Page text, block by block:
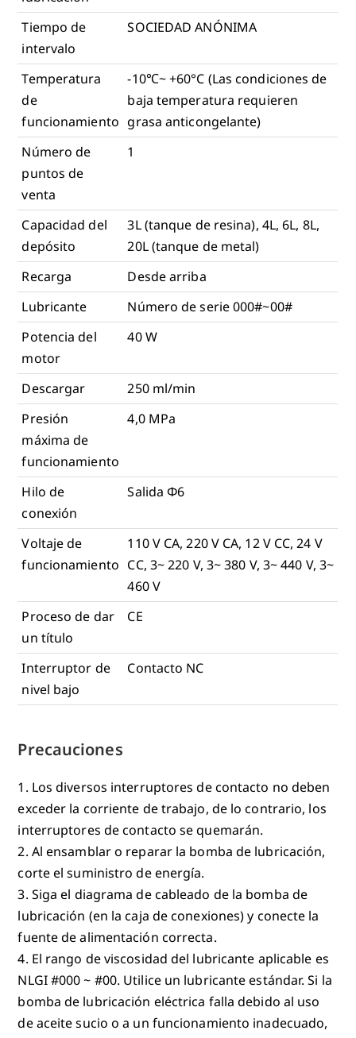
Tiempo de
intervalo
SOCIEDAD ANÓNIMA
Temperatura
de
funcionamiento
-10℃~ +60°C (Las condiciones de
baja temperatura requieren
grasa anticongelante)
Número de
puntos de
venta
1
Capacidad del
depósito
3L (tanque de resina), 4L, 6L, 8L,
20L (tanque de metal)
Recarga
Desde arriba
Lubricante
Número de serie 000#~00#
Potencia del
motor
40 W
Descargar
250 ml/min
Presión
máxima de
funcionamiento
4,0 MPa
Hilo de
conexión
Salida Φ6
Voltaje de
funcionamiento
110 V CA, 220 V CA, 12 V CC, 24 V
CC, 3~ 220 V, 3~ 380 V, 3~ 440 V, 3~
460 V
Proceso de dar
un título
CE
Interruptor de
nivel bajo
Contacto NC
Precauciones
1. Los diversos interruptores de contacto no deben
exceder la corriente de trabajo, de lo contrario, los
interruptores de contacto se quemarán.
2. Al ensamblar o reparar la bomba de lubricación,
corte el suministro de energía.
3. Siga el diagrama de cableado de la bomba de
lubricación (en la caja de conexiones) y conecte la
fuente de alimentación correcta.
4. El rango de viscosidad del lubricante aplicable es
NLGI #000 ~ #00. Utilice un lubricante estándar. Si la
bomba de lubricación eléctrica falla debido al uso
de aceite sucio o a un funcionamiento inadecuado,